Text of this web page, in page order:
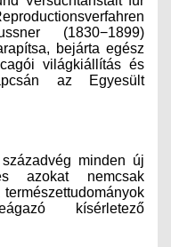
(1830−1899)
bejárta egész
világkiállítás és
az Egyesült
minden új
azokat nemcsak
kísérletező